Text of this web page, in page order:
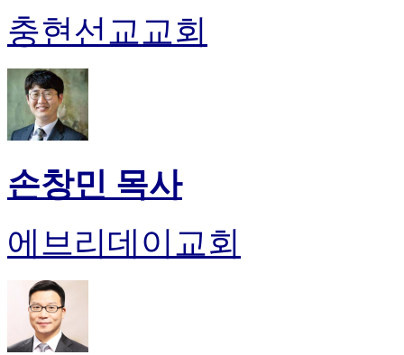
충현선교교회
손창민 목사
에브리데이교회